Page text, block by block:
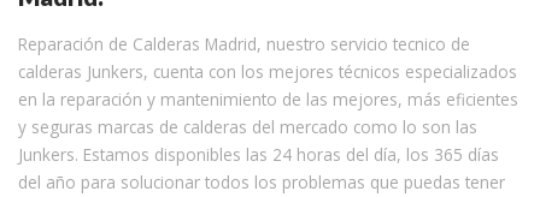
Reparación de Calderas Madrid, nuestro servicio tecnico de
calderas Junkers, cuenta con los mejores técnicos especializados
en la reparación y mantenimiento de las mejores, más eficientes
y seguras marcas de calderas del mercado como lo son las
Junkers. Estamos disponibles las 24 horas del día, los 365 días
del año para solucionar todos los problemas que puedas tener